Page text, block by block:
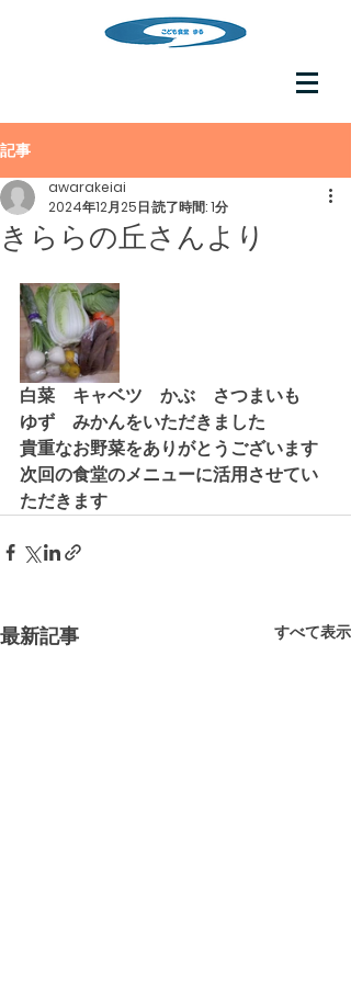
記事
きららの丘さんより
awarakeiai
2024年12月25日読了時間: 1分
白菜　キャベツ　かぶ　さつまいも
ゆず　みかんをいただきました
貴重なお野菜をありがとうございます
次回の食堂のメニューに活用させてい
ただきます
最新記事 すべて表示